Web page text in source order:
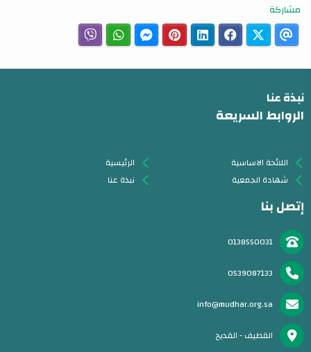
مشاركة
نبذة عنا
الروابط السريعة
اللائحة الاساسية
شهادة الجمعية
الرئيسية
نبذة عنا
إتصل بنا
0138550031
0539087133
info@mudhar.org.sa
القطيف - القديح